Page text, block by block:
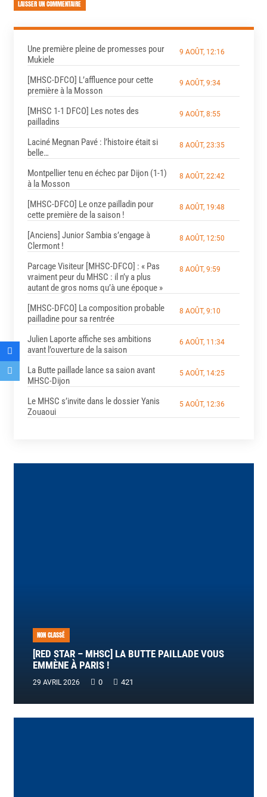
LAISSER UN COMMENTAIRE
Une première pleine de promesses pour
Mukiele
9 AOÛT, 12:16
[MHSC-DFCO] L’affluence pour cette
première à la Mosson
9 AOÛT, 9:34
[MHSC 1-1 DFCO] Les notes des
pailladins
9 AOÛT, 8:55
Laciné Megnan Pavé : l’histoire était si
belle…
8 AOÛT, 23:35
Montpellier tenu en échec par Dijon (1-1)
à la Mosson
8 AOÛT, 22:42
[MHSC-DFCO] Le onze pailladin pour
cette première de la saison !
8 AOÛT, 19:48
[Anciens] Junior Sambia s’engage à
Clermont !
8 AOÛT, 12:50
Parcage Visiteur [MHSC-DFCO] : « Pas
vraiment peur du MHSC : il n’y a plus
autant de gros noms qu’à une époque »
8 AOÛT, 9:59
[MHSC-DFCO] La composition probable
pailladine pour sa rentrée
8 AOÛT, 9:10
Julien Laporte affiche ses ambitions
avant l’ouverture de la saison
6 AOÛT, 11:34
La Butte paillade lance sa saion avant
MHSC-Dijon
5 AOÛT, 14:25
Le MHSC s’invite dans le dossier Yanis
Zouaoui
5 AOÛT, 12:36
NON CLASSÉ
[RED STAR – MHSC] LA BUTTE PAILLADE VOUS
EMMÈNE À PARIS !
29 AVRIL 2026 0 421